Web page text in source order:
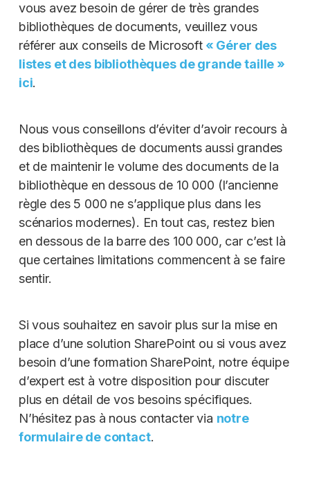
vous avez besoin de gérer de très grandes
bibliothèques de documents, veuillez vous
référer aux conseils de Microsoft « Gérer des
listes et des bibliothèques de grande taille »
ici.
Nous vous conseillons d’éviter d’avoir recours à
des bibliothèques de documents aussi grandes
et de maintenir le volume des documents de la
bibliothèque en dessous de 10 000 (l’ancienne
règle des 5 000 ne s’applique plus dans les
scénarios modernes). En tout cas, restez bien
en dessous de la barre des 100 000, car c’est là
que certaines limitations commencent à se faire
sentir.
Si vous souhaitez en savoir plus sur la mise en
place d’une solution SharePoint ou si vous avez
besoin d’une formation SharePoint, notre équipe
d’expert est à votre disposition pour discuter
plus en détail de vos besoins spécifiques.
N’hésitez pas à nous contacter via notre
formulaire de contact.